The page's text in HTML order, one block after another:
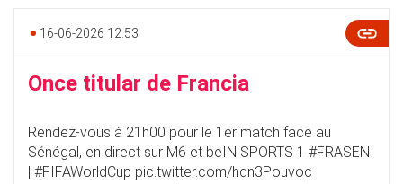
16-06-2026 12:53
Once titular de Francia
Rendez-vous à 21h00 pour le 1er match face au
Sénégal, en direct sur M6 et beIN SPORTS 1 #FRASEN
| #FIFAWorldCup pic.twitter.com/hdn3Pouvoc